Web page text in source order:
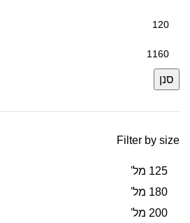
סנן
Filter by size
125 מל'
180 מל'
200 מל'